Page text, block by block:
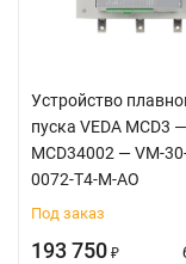
Устройство
пуска VEDA MCD3 —
MCD34002 — VM-
0072-T4-M-AO
Под заказ
193 750 ₽